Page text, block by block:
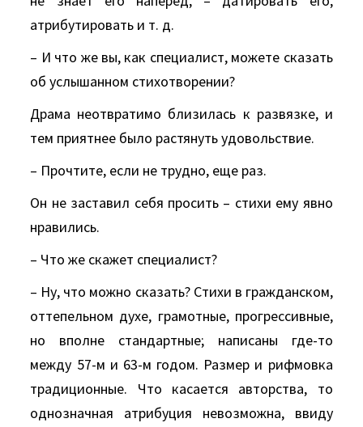
атрибутировать и т. д.
– И что же вы, как специалист, можете сказать
об услышанном стихотворении?
Драма неотвратимо близилась к развязке, и
тем приятнее было растянуть удовольствие.
– Прочтите, если не трудно, еще раз.
Он не заставил себя просить – стихи ему явно
нравились.
– Что же скажет специалист?
– Ну, что можно сказать? Стихи в гражданском,
оттепельном духе, грамотные, прогрессивные,
но вполне стандартные; написаны где-то
между 57-м и 63-м годом. Размер и рифмовка
традиционные. Что касается авторства, то
однозначная атрибуция невозможна, ввиду